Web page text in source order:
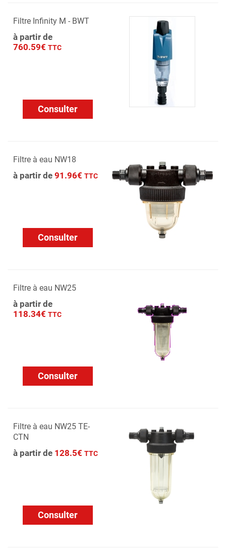
Filtre Infinity M - BWT
à partir de
760.59€ TTC
Consulter
Filtre à eau NW18
à partir de 91.96€ TTC
Consulter
Filtre à eau NW25
à partir de
118.34€ TTC
Consulter
Filtre à eau NW25 TE-
CTN
à partir de 128.5€ TTC
Consulter